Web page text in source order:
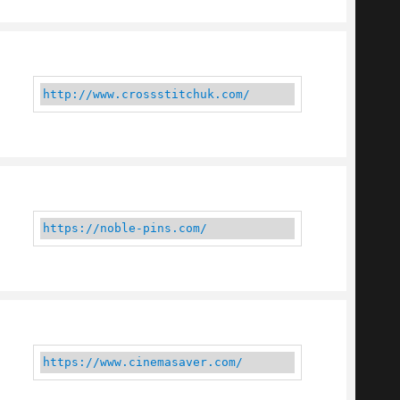
http://www.crossstitchuk.com/
https://noble-pins.com/
https://www.cinemasaver.com/